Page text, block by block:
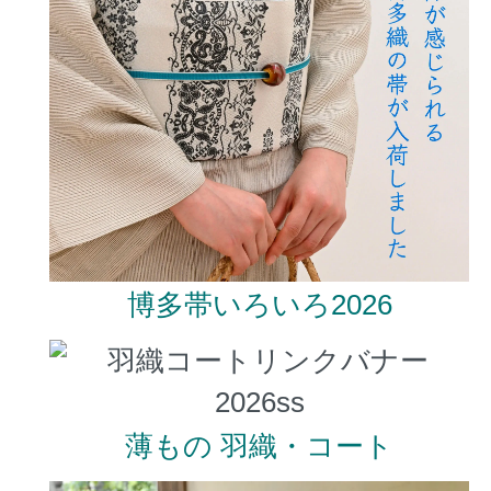
博多帯いろいろ2026
薄もの 羽織・コート